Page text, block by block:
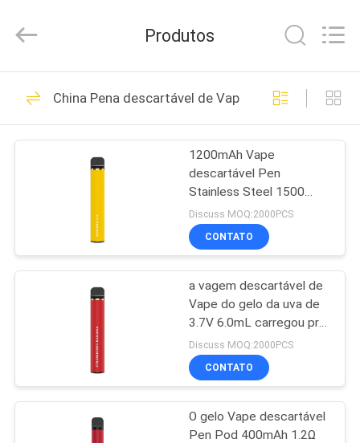
CASA
PRODUTOS
NÓS
FÁBRICA
CONTROLE
sopros
fornecedor.
2021
huaeason.com.
Rights
Vara descartável de
Vape
80
Pena descartável de
Vape
34
36
Produtos
China Pena descartável de Vape
1200mAh Vape
descartável Pen
Stainless Steel 1500
sopra cigarro de E
Discuss MOQ:2000PCS
CONTATO
a vagem descartável de
Vape do gelo da uva de
3.7V 6.0mL carregou pre
de aço inoxidável
Discuss MOQ:2000PCS
CONTATO
O gelo Vape descartável
Pen Pod 400mAh 1.2Ω